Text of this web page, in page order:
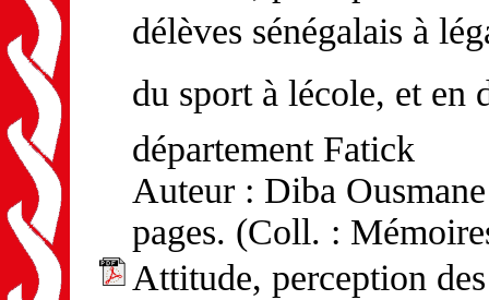
délèves sénégalais à
du sport à lécole, et en
département Fatick
Auteur : Diba
pages. (Coll. :
Attitude, perception